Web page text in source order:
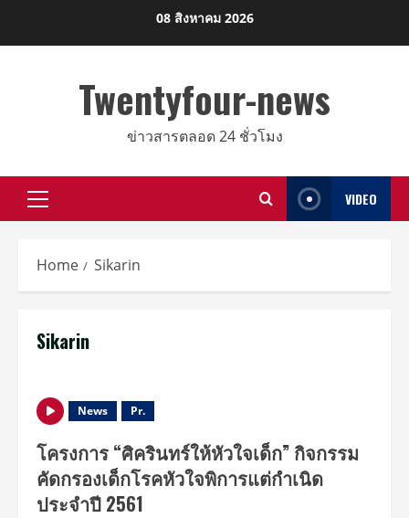
08 สิงหาคม 2026
Twentyfour-news
ข่าวสารตลอด 24 ชั่วโมง
Primary
VIDEO
Home Sikarin
Sikarin
News Pr.
โครงการ “ศิครินทร์ให้หัวใจเด็ก” กิจกรรม
คัดกรองเด็กโรคหัวใจพิการแต่กำเนิด
ประจำปี 2561